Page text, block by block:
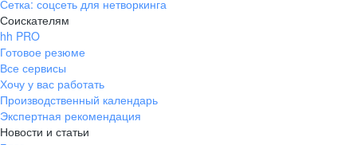
Сетка: соцсеть для нетворкинга
Соискателям
hh PRO
Готовое резюме
Все сервисы
Хочу у вас работать
Производственный календарь
Экспертная рекомендация
Новости и статьи